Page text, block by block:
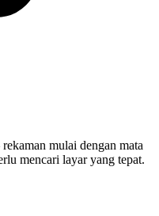
mulai dengan mata
mencari layar yang tepat.